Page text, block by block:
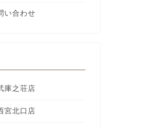
い合わせ
庫之荘店
宮北口店